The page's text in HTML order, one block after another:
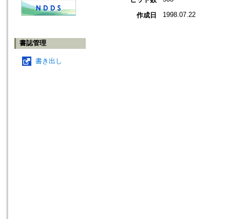
書誌管理
書き出し
作成日 1998.07.22